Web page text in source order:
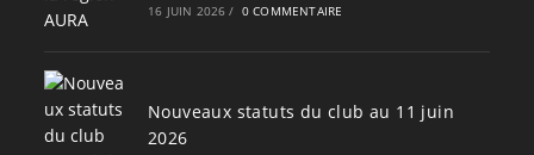
16 JUIN 2026 / 0 COMMENTAIRE
Nouveaux statuts du club au 11 juin
2026